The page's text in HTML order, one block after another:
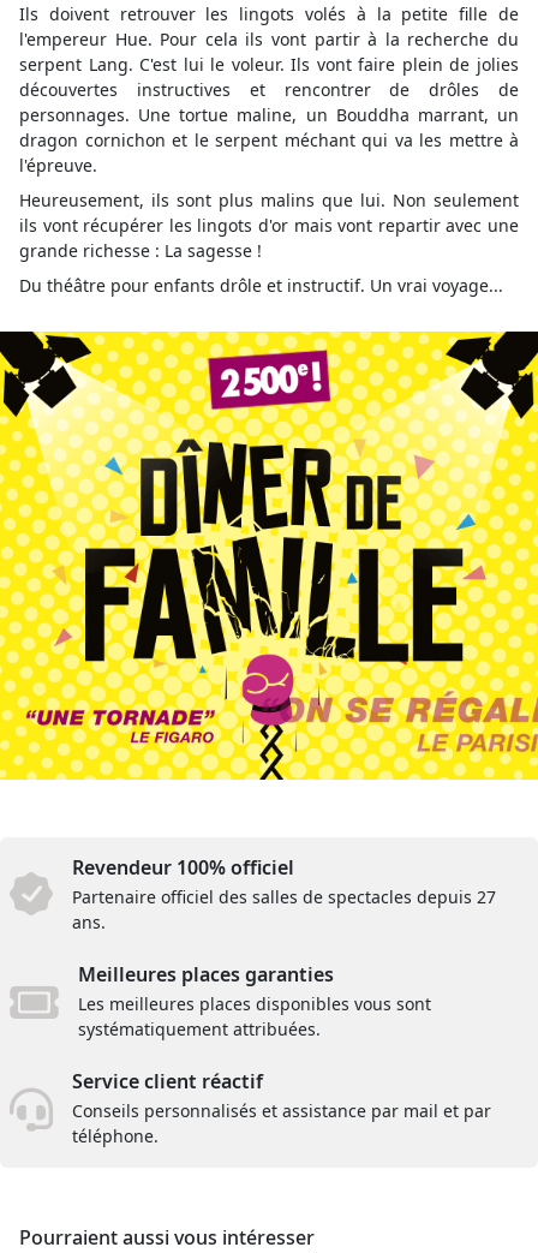
Ils doivent retrouver les lingots volés à la petite fille de
l'empereur Hue. Pour cela ils vont partir à la recherche du
serpent Lang. C'est lui le voleur. Ils vont faire plein de jolies
découvertes instructives et rencontrer de drôles de
personnages. Une tortue maline, un Bouddha marrant, un
dragon cornichon et le serpent méchant qui va les mettre à
l'épreuve.
Heureusement, ils sont plus malins que lui. Non seulement
ils vont récupérer les lingots d'or mais vont repartir avec une
grande richesse : La sagesse !
Du théâtre pour enfants drôle et instructif. Un vrai voyage...
Revendeur 100% officiel
Partenaire officiel des salles de spectacles depuis 27
ans.
Meilleures places garanties
Les meilleures places disponibles vous sont
systématiquement attribuées.
Service client réactif
Conseils personnalisés et assistance par mail et par
téléphone.
Pourraient aussi vous intéresser